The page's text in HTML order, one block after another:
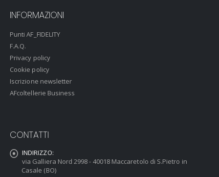
INFORMAZIONI
Punti AF_FIDELITY
F.A.Q.
Privacy policy
Cookie policy
Iscrizione newsletter
AFcoltellerie Business
CONTATTI
INDIRIZZO:
via Galliera Nord 2998 - 40018 Maccaretolo di S.Pietro in
Casale (BO)